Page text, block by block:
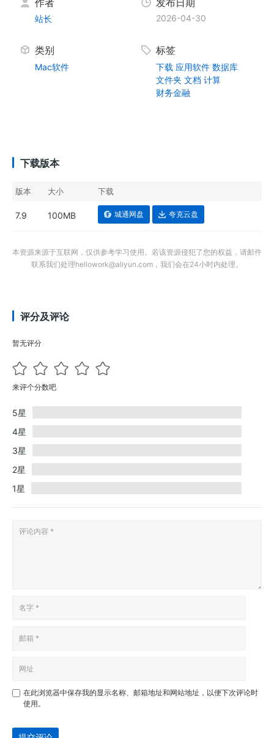
作者
站长
发布日期
2026-04-30
类别
Mac软件
标签
下载 应用软件 数据库
文件夹 文档 计算
财务金融
下载版本
版本 大小 下载
7.9 100MB 城通网盘 夸克云盘
本资源来源于互联网，仅供参考学习使用。若该资源侵犯了您的权益，请邮件
联系我们处理hellowork@aliyun.com，我们会在24小时内处理。
评分及评论
暂无评分
来评个分数吧
5星
4星
3星
2星
1星
在此浏览器中保存我的显示名称、邮箱地址和网站地址，以便下次评论时
使用。